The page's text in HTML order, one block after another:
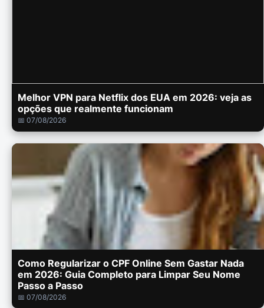
Melhor VPN para Netflix dos EUA em 2026: veja as
opções que realmente funcionam
📅 07/08/2026
Como Regularizar o CPF Online Sem Gastar Nada
em 2026: Guia Completo para Limpar Seu Nome
Passo a Passo
📅 07/08/2026